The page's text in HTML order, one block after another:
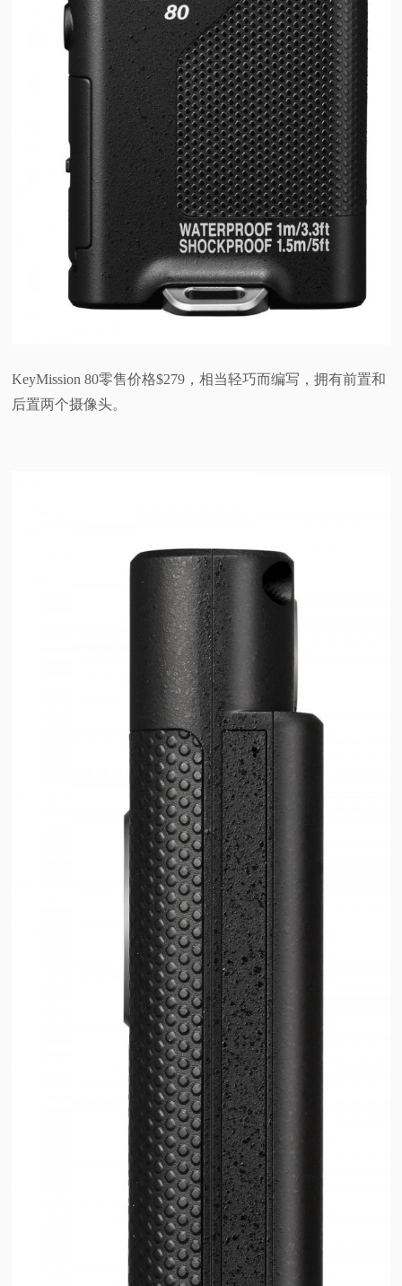
KeyMission 80零售价格$279，相当轻巧而编写，拥有前置和
后置两个摄像头。